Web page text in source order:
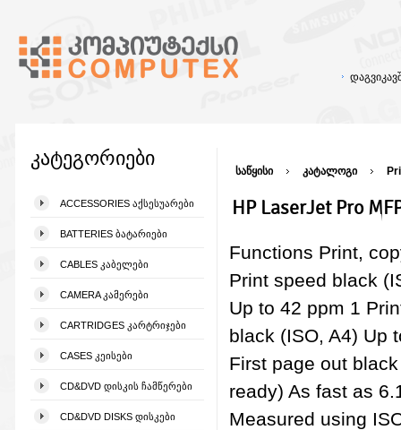
კატეგორიები
ACCESSORIES ᲐᲥᲡᲔᲡᲣᲐᲠᲔᲑᲘ
BATTERIES ᲑᲐᲢᲐᲠᲘᲔᲑᲘ
CABLES ᲙᲐᲑᲔᲚᲔᲑᲘ
CAMERA ᲙᲐᲛᲔᲠᲔᲑᲘ
CARTRIDGES ᲙᲐᲠᲢᲠᲘᲯᲔᲑᲘ
CASES ᲙᲔᲘᲡᲔᲑᲘ
CD&DVD ᲓᲘᲡᲙᲘᲡ ᲩᲐᲛᲬᲔᲠᲔᲑᲘ
CD&DVD DISKS ᲓᲘᲡᲙᲔᲑᲘ
საწყისი კატალოგი
HP LaserJet Pro
Functions Print,
Print speed black
Up to 42 ppm 1
black (ISO, A4) Up
First page out
ready) As fast as
Measured using